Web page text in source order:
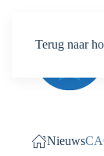
Terug naar
Nieuws